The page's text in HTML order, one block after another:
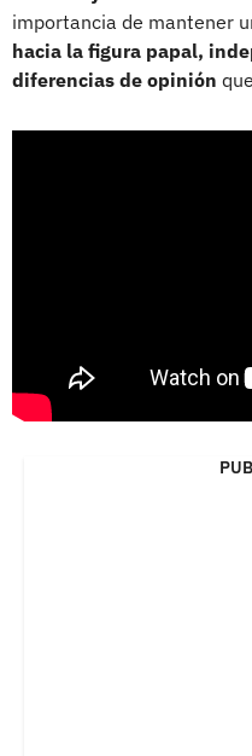
importancia de mantener
hacia la figura papal,
diferencias de opinión